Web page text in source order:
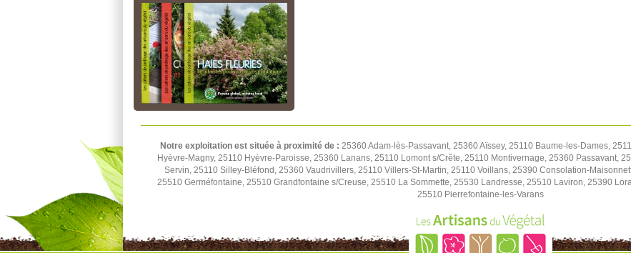
Notre exploitation est située à proximité de : 25360 Adam-lès-Passavant, 25360 Aïssey, 25110 Baume-les-Dames,
Hyèvre-Magny, 25110 Hyèvre-Paroisse, 25360 Lanans, 25110 Lomont s/Crête, 25110 Montivernage, 25360 Passavant,
Servin, 25110 Silley-Bléfond, 25360 Vaudrivillers, 25110 Villers-St-Martin, 25110 Voillans, 25390 Consolation-
25510 Germéfontaine, 25510 Grandfontaine s/Creuse, 25510 La Sommette, 25530 Landresse, 25510 Laviron, 25390
25510 Pierrefontaine-les-Varans